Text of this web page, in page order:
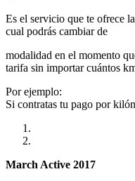
Es el servicio que te ofrece
cual podrás cambiar de
modalidad en el momento
tarifa sin importar cuántos
Por ejemplo:
Si contratas tu pago por
March Active 2017